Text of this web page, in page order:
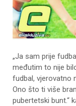
„Ja sam prije
međutim to nije
fudbal, vjerovatno
Ono što ti više
pubertetski bunt.“